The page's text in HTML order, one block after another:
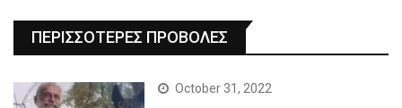
ΠΕΡΙΣΣΟΤΕΡΕΣ ΠΡΟΒΟΛΕΣ
October 31, 2022